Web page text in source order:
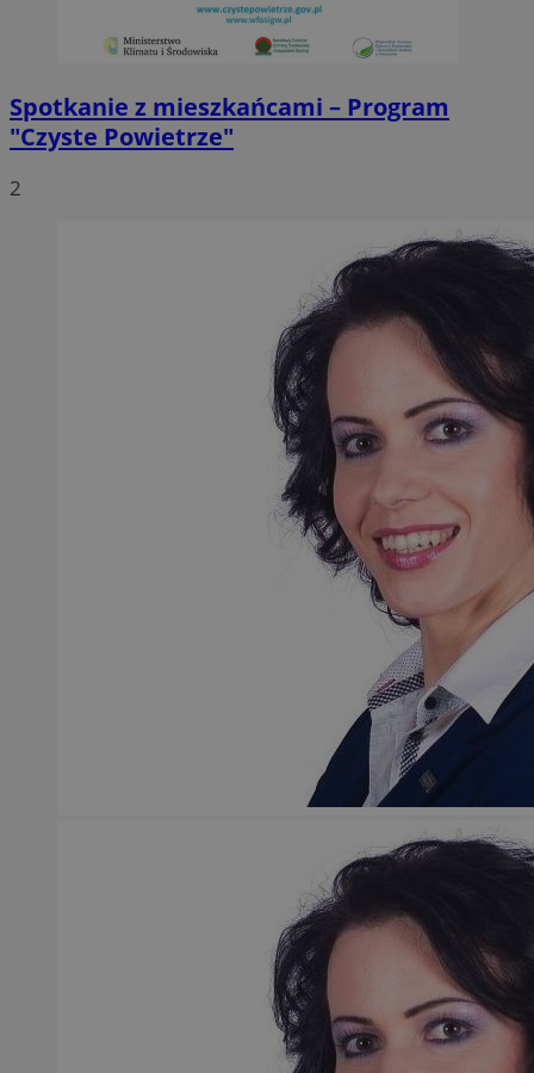
Spotkanie z mieszkańcami – Program
"Czyste Powietrze"
2